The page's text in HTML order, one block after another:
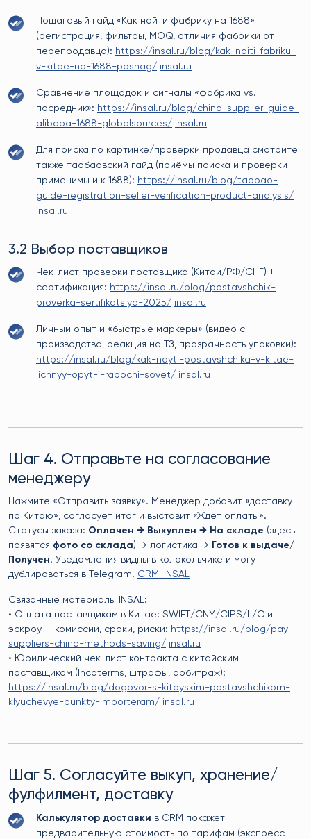
Пошаговый гайд «Как найти фабрику на 1688»
(регистрация, фильтры, MOQ, отличия фабрики от
перепродавца): https://insal.ru/blog/kak-naiti-fabriku-
v-kitae-na-1688-poshag/ insal.ru
Сравнение площадок и сигналы «фабрика vs.
посредник»: https://insal.ru/blog/china-supplier-guide-
alibaba-1688-globalsources/ insal.ru
Для поиска по картинке/проверки продавца смотрите
также таобаовский гайд (приёмы поиска и проверки
применимы и к 1688): https://insal.ru/blog/taobao-
guide-registration-seller-verification-product-analysis/
insal.ru
3.2 Выбор поставщиков
Чек-лист проверки поставщика (Китай/РФ/СНГ) +
сертификация: https://insal.ru/blog/postavshchik-
proverka-sertifikatsiya-2025/ insal.ru
Личный опыт и «быстрые маркеры» (видео с
производства, реакция на ТЗ, прозрачность упаковки):
https://insal.ru/blog/kak-nayti-postavshchika-v-kitae-
lichnyy-opyt-i-rabochi-sovet/ insal.ru
Шаг 4. Отправьте на согласование
менеджеру
Нажмите «Отправить заявку». Менеджер добавит «доставку
по Китаю», согласует итог и выставит «Ждёт оплаты».
Статусы заказа: Оплачен → Выкуплен → На складе (здесь
появятся фото со склада) → логистика → Готов к выдаче/
Получен. Уведомления видны в колокольчике и могут
дублироваться в Telegram. CRM-INSAL
Связанные материалы INSAL:
• Оплата поставщикам в Китае: SWIFT/CNY/CIPS/L/C и
эскроу — комиссии, сроки, риски: https://insal.ru/blog/pay-
suppliers-china-methods-saving/ insal.ru
• Юридический чек-лист контракта с китайским
поставщиком (Incoterms, штрафы, арбитраж):
https://insal.ru/blog/dogovor-s-kitayskim-postavshchikom-
klyuchevye-punkty-importeram/ insal.ru
Шаг 5. Согласуйте выкуп, хранение/
фулфилмент, доставку
Калькулятор доставки в CRM покажет
предварительную стоимость по тарифам (экспресс-